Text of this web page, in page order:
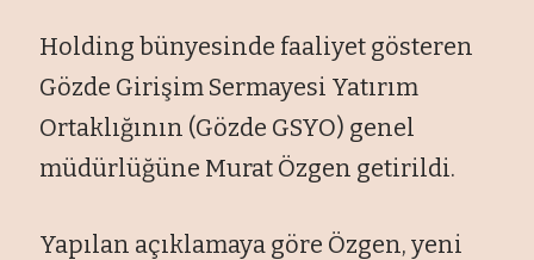
Holding bünyesinde faaliyet gösteren
Gözde Girişim Sermayesi Yatırım
Ortaklığının (Gözde GSYO) genel
müdürlüğüne Murat Özgen getirildi.
Yapılan açıklamaya göre Özgen, yeni